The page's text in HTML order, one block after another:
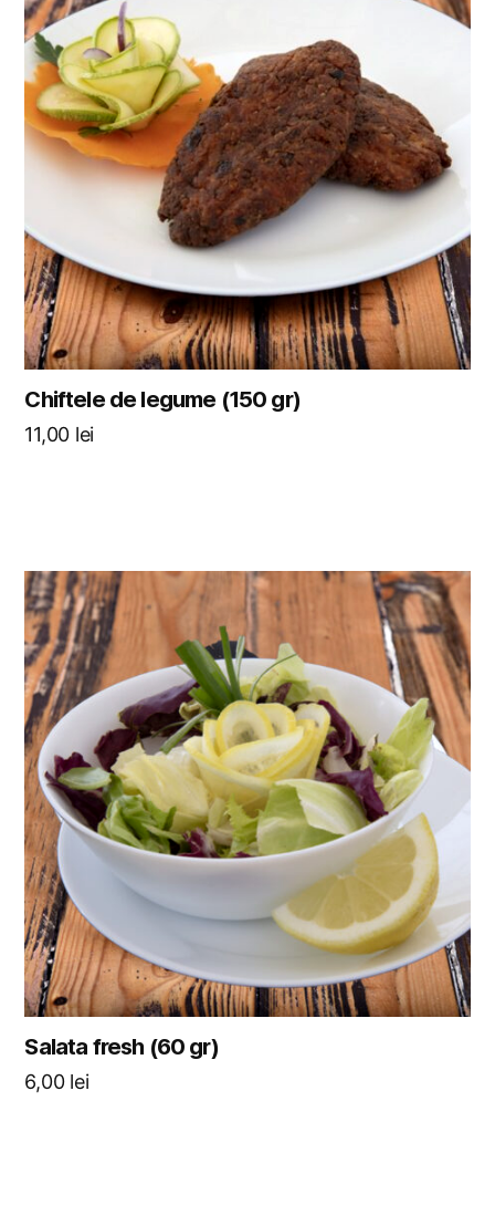
Chiftele de legume (150 gr)
11,00 lei
Salata fresh (60 gr)
6,00 lei